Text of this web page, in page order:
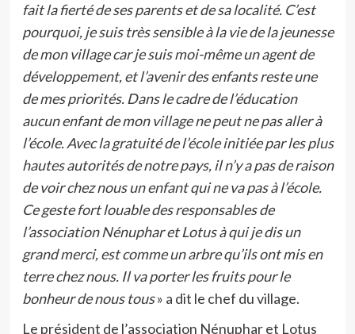
fait la fierté de ses parents et de sa localité. C’est
pourquoi, je suis très sensible à la vie de la jeunesse
de mon village car je suis moi-même un agent de
développement, et l’avenir des enfants reste une
de mes priorités. Dans le cadre de l’éducation
aucun enfant de mon village ne peut ne pas aller à
l’école. Avec la gratuité de l’école initiée par les plus
hautes autorités de notre pays, il n’y a pas de raison
de voir chez nous un enfant qui ne va pas à l’école.
Ce geste fort louable des responsables de
l’association Nénuphar et Lotus à qui je dis un
grand merci, est comme un arbre qu’ils ont mis en
terre chez nous. Il va porter les fruits pour le
bonheur de nous tous» a dit le chef du village.
Le président de l’association Nénuphar et Lotus